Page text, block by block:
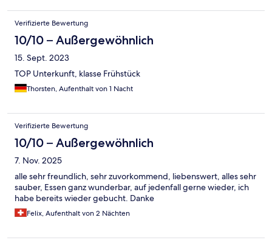
Verifizierte Bewertung
10/10 – Außergewöhnlich
15. Sept. 2023
TOP Unterkunft, klasse Frühstück
Thorsten, Aufenthalt von 1 Nacht
Verifizierte Bewertung
10/10 – Außergewöhnlich
7. Nov. 2025
alle sehr freundlich, sehr zuvorkommend, liebenswert, alles sehr
sauber, Essen ganz wunderbar, auf jedenfall gerne wieder, ich
habe bereits wieder gebucht. Danke
Felix, Aufenthalt von 2 Nächten